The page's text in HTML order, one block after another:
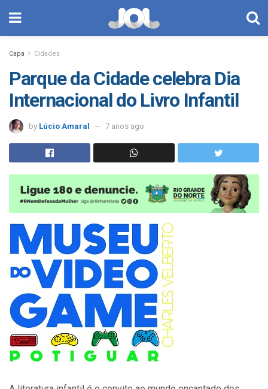
Capa Cidades
Parque da Cidade celebra Dia
Internacional do Livro Infantil
by Lúcio Amaral 7 anos ago